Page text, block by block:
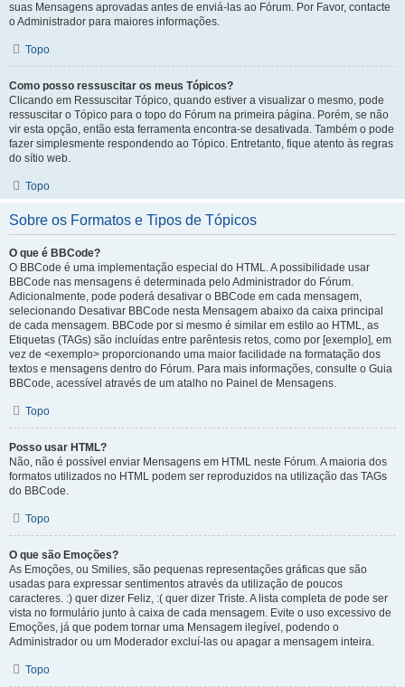
suas Mensagens aprovadas antes de enviá-las ao Fórum. Por Favor, contacte
o Administrador para maiores informações.
Topo
Como posso ressuscitar os meus Tópicos?
Clicando em Ressuscitar Tópico, quando estiver a visualizar o mesmo, pode
ressuscitar o Tópico para o topo do Fórum na primeira página. Porém, se não
vir esta opção, então esta ferramenta encontra-se desativada. Também o pode
fazer simplesmente respondendo ao Tópico. Entretanto, fique atento às regras
do sítio web.
Topo
Sobre os Formatos e Tipos de Tópicos
O que é BBCode?
O BBCode é uma implementação especial do HTML. A possibilidade usar
BBCode nas mensagens é determinada pelo Administrador do Fórum.
Adicionalmente, pode poderá desativar o BBCode em cada mensagem,
selecionando Desativar BBCode nesta Mensagem abaixo da caixa principal
de cada mensagem. BBCode por si mesmo é similar em estilo ao HTML, as
Etiquetas (TAGs) são incluídas entre parêntesis retos, como por [exemplo], em
vez de <exemplo> proporcionando uma maior facilidade na formatação dos
textos e mensagens dentro do Fórum. Para mais informações, consulte o Guia
BBCode, acessível através de um atalho no Painel de Mensagens.
Topo
Posso usar HTML?
Não, não é possível enviar Mensagens em HTML neste Fórum. A maioria dos
formatos utilizados no HTML podem ser reproduzidos na utilização das TAGs
do BBCode.
Topo
O que são Emoções?
As Emoções, ou Smilies, são pequenas representações gráficas que são
usadas para expressar sentimentos através da utilização de poucos
caracteres. :) quer dizer Feliz, :( quer dizer Triste. A lista completa de pode ser
vista no formulário junto à caixa de cada mensagem. Evite o uso excessivo de
Emoções, já que podem tornar uma Mensagem ilegível, podendo o
Administrador ou um Moderador excluí-las ou apagar a mensagem inteira.
Topo